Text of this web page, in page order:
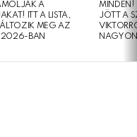
A
ITT A LISTA,
MEG AZ
2026-BAN
MINDEN!
JÖTT A